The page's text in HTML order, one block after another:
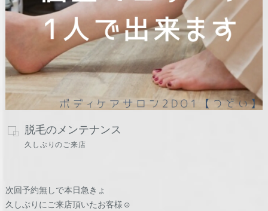
脱毛のメンテナンス
久しぶりのご来店
次回予約無しで本日急きょ
久しぶりにご来店頂いたお客様☺️